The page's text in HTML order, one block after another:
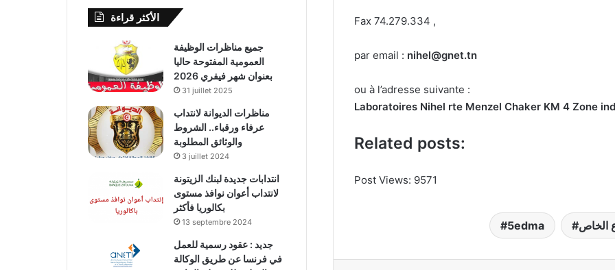
Fax 74.279.334 ,
par email : nihel@gnet.tn
ou à l’adresse suivante :
Laboratoires Nihel rte Menzel Chaker KM 4 Zone
Related posts:
Post Views: 9571
5edma الخاص
الأكثر قراءة
جميع مناظرات الوظيفة
العمومية المفتوحة حاليا
بعنوان شهر فيفري 2026
31 juillet 2025
مناظرات الديوانة لانتداب
عرفاء ورقباء.. الشروط
والوثائق المطلوبة
3 juillet 2024
انتدابات جديدة لبنك الزيتونة
لانتداب أعوان نوافذ مستوى
بكالوريا فأكثر
13 septembre 2024
جديد : عقود رسمية للعمل
في فرنسا عن طريق الوكالة